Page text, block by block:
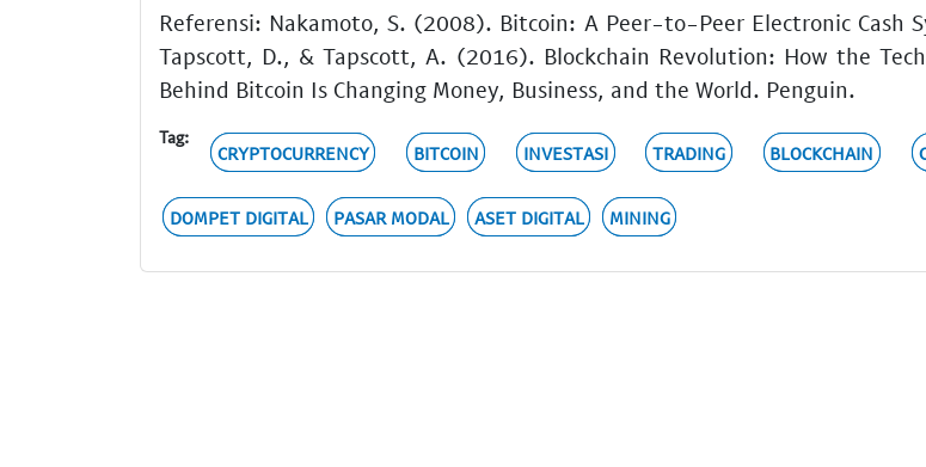
Referensi: Nakamoto, S. (2008). Bitcoin: A Peer-to-Peer Electronic Cash
Tapscott, D., & Tapscott, A. (2016). Blockchain Revolution: How the
Behind Bitcoin Is Changing Money, Business, and the World. Penguin.
Tag:
CRYPTOCURRENCY BITCOIN INVESTASI TRADING BLOCKCHAIN
DOMPET DIGITAL PASAR MODAL ASET DIGITAL MINING